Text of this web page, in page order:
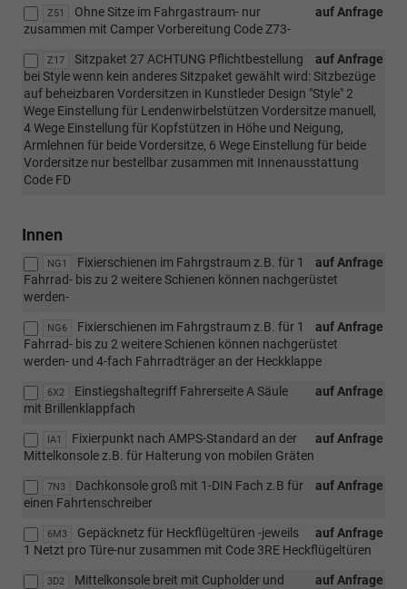
Z51 auf Anfrage
Ohne Sitze im Fahrgastraum- nur
zusammen mit Camper Vorbereitung Code Z73-
Z17 auf Anfrage
Sitzpaket 27 ACHTUNG Pflichtbestellung
bei Style wenn kein anderes Sitzpaket gewählt wird: Sitzbezüge
auf beheizbaren Vordersitzen in Kunstleder Design "Style" 2
Wege Einstellung für Lendenwirbelstützen Vordersitze manuell,
4 Wege Einstellung für Kopfstützen in Höhe und Neigung,
Armlehnen für beide Vordersitze, 6 Wege Einstellung für beide
Vordersitze nur bestellbar zusammen mit Innenausstattung
Code FD
Innen
NG1 auf Anfrage
Fixierschienen im Fahrgstraum z.B. für 1
Fahrrad- bis zu 2 weitere Schienen können nachgerüstet
werden-
NG6 auf Anfrage
Fixierschienen im Fahrgstraum z.B. für 1
Fahrrad- bis zu 2 weitere Schienen können nachgerüstet
werden- und 4-fach Fahrradträger an der Heckklappe
6X2 auf Anfrage
Einstiegshaltegriff Fahrerseite A Säule
mit Brillenklappfach
IA1 auf Anfrage
Fixierpunkt nach AMPS-Standard an der
Mittelkonsole z.B. für Halterung von mobilen Gräten
7N3 auf Anfrage
Dachkonsole groß mit 1-DIN Fach z.B für
einen Fahrtenschreiber
6M3 auf Anfrage
Gepäcknetz für Heckflügeltüren -jeweils
1 Netzt pro Türe-nur zusammen mit Code 3RE Heckflügeltüren
3D2 auf Anfrage
Mittelkonsole breit mit Cupholder und